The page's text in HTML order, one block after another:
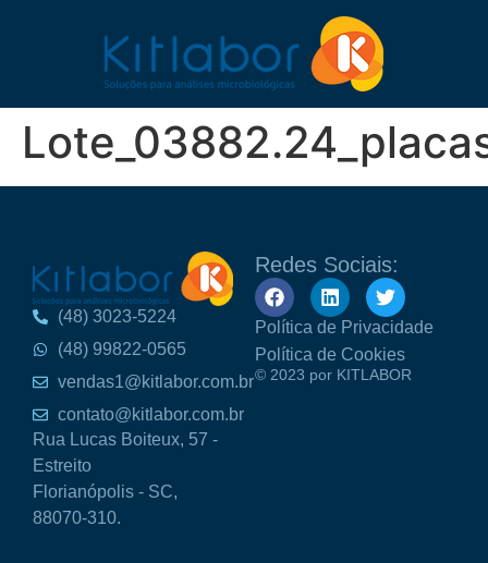
(48) 3023-5224
(48) 99822-0565
vendas1@kitlabor.com.br
contato@kitlabor.com.br
Rua Lucas Boiteux, 57 -
Estreito
Florianópolis - SC,
88070-310.
Redes Sociais:
Política de Privacidade
Política de Cookies
© 2023 por KITLABOR